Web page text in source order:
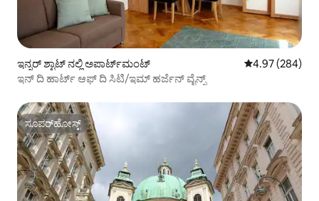
ಇನ್ನರ್ ಶ್ಟಾಟ್ ನಲ್ಲಿ ಅಪಾರ್ಟ್‌ಮಂಟ್ 5 ರಲ್ಲಿ 4.97
4.97 (284)
ಇನ್ ದಿ ಹಾರ್ಟ್ ಆಫ್ ದಿ ಸಿಟಿ/ಇಮ್ ಹರ್ಜೆನ್ ವೈನ್ಸ್
ಸೂಪರ್‌ಹೋಸ್ಟ್
ಸೂಪರ್‌ಹೋಸ್ಟ್